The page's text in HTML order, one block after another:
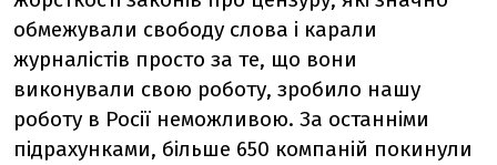
обмежували свободу слова і карали
журналістів просто за те, що вони
виконували свою роботу, зробило нашу
роботу в Росії неможливою. За останніми
підрахунками, більше 650 компаній покинули